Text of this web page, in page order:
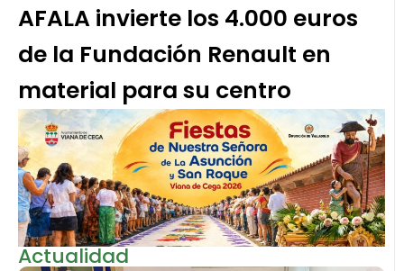
AFALA invierte los 4.000 euros
de la Fundación Renault en
material para su centro
Actualidad